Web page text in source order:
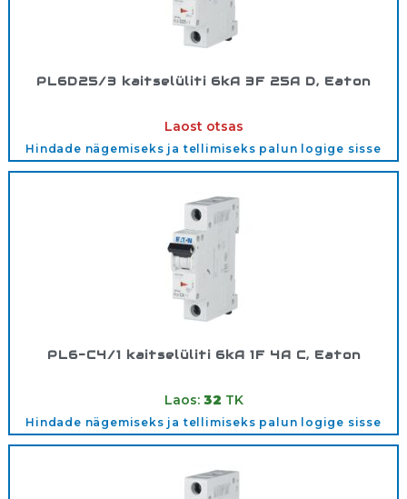
PL6D25/3 kaitselüliti 6kA 3F 25A D, Eaton
Laost otsas
Hindade nägemiseks ja tellimiseks palun logige sisse
PL6-C4/1 kaitselüliti 6kA 1F 4A C, Eaton
Laos: 32 TK
Hindade nägemiseks ja tellimiseks palun logige sisse